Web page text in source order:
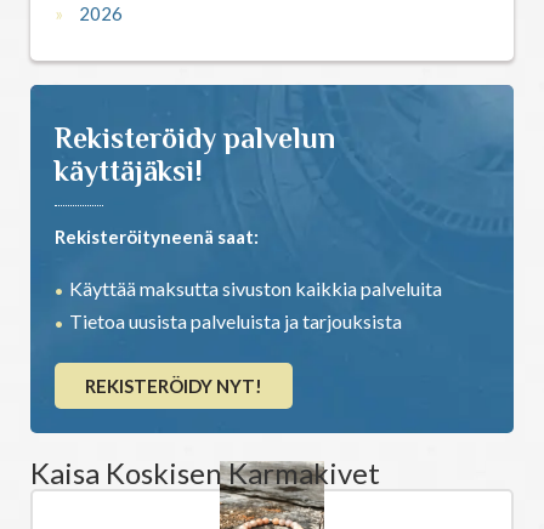
2026
Rekisteröidy palvelun
käyttäjäksi!
Rekisteröityneenä saat:
Käyttää maksutta sivuston kaikkia palveluita
Tietoa uusista palveluista ja tarjouksista
REKISTERÖIDY NYT!
Kaisa Koskisen Karmakivet